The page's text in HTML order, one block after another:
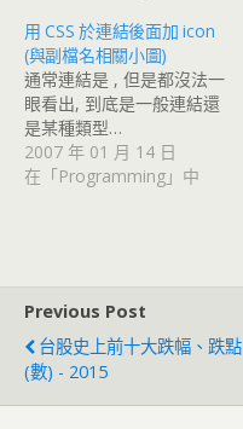
用 CSS 於連結後面加 icon
(與副檔名相關小圖)
通常連結是 , 但是都沒法一
眼看出, 到底是一般連結還
是某種類型…
2007 年 01 月 14 日
在「Programming」中
Previous Post
台股史上前十大跌幅、跌點
(數) - 2015